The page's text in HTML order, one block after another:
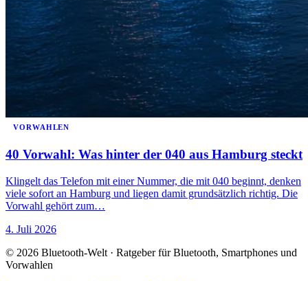
VORWAHLEN
40 Vorwahl: Was hinter der 040 aus Hamburg steckt
Klingelt das Telefon mit einer Nummer, die mit 040 beginnt, denken
viele sofort an Hamburg und liegen damit grundsätzlich richtig. Die
Vorwahl gehört zum…
4. Juli 2026
© 2026 Bluetooth-Welt · Ratgeber für Bluetooth, Smartphones und
Vorwahlen